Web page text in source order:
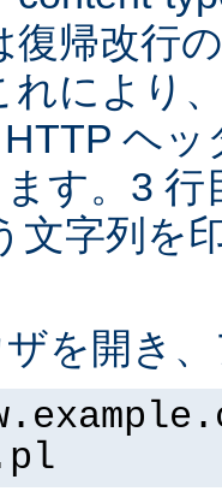
復帰改行
れにより
ヘ
す。3 行
文字列を
を開き